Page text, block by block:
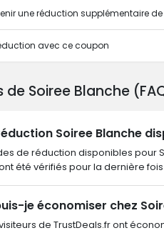
une réduction supplémentaire de
avec ce coupon
de Soiree Blanche
Soiree Blanche
de réduction disponibles pour
ont été vérifiés pour la dernière
je économiser chez
de TrustDeals.fr ont